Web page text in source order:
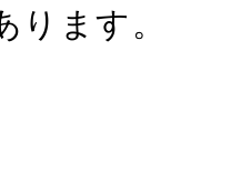
ります。